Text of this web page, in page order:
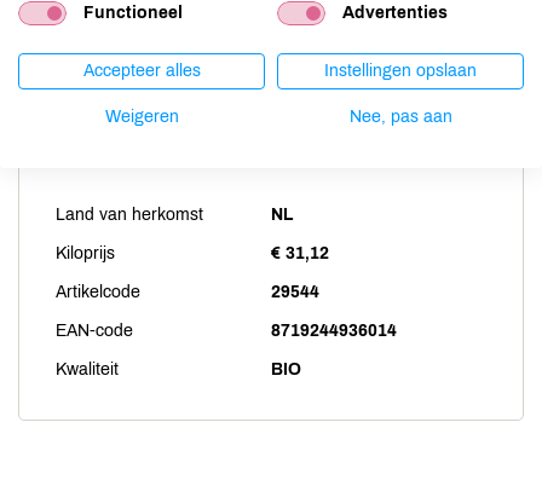
Weekdieren
niet aanwezig
Land van herkomst NL
Kiloprijs € 31,12
Artikelcode 29544
EAN-code 8719244936014
Kwaliteit BIO
Functioneel Advertenties
Accepteer alles Instellingen opslaan
Weigeren Nee, pas aan